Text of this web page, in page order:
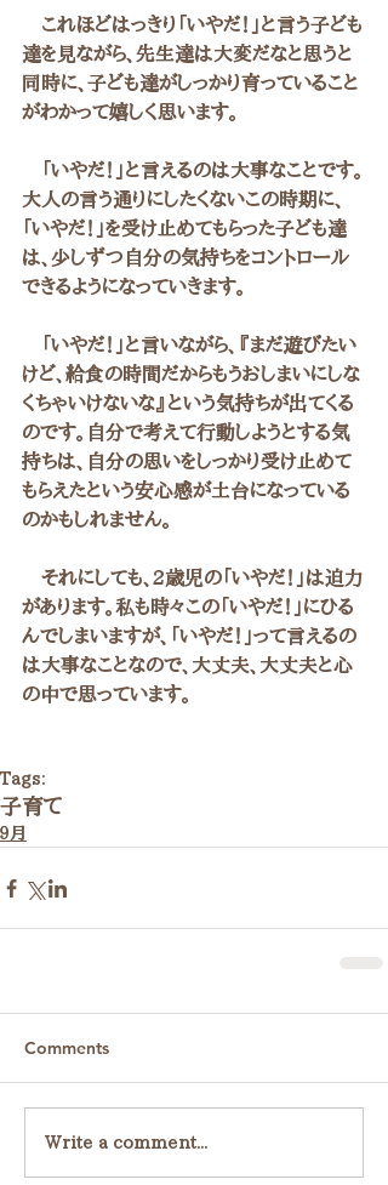
これほどはっきり「いやだ！」と言う子ども
達を見ながら、先生達は大変だなと思うと
同時に、子ども達がしっかり育っていること
がわかって嬉しく思います。
「いやだ！」と言えるのは大事なことです。
大人の言う通りにしたくないこの時期に、
「いやだ！」を受け止めてもらった子ども達
は、少しずつ自分の気持ちをコントロール
できるようになっていきます。
「いやだ！」と言いながら、『まだ遊びたい
けど、給食の時間だからもうおしまいにしな
くちゃいけないな』という気持ちが出てくる
のです。自分で考えて行動しようとする気
持ちは、自分の思いをしっかり受け止めて
もらえたという安心感が土台になっている
のかもしれません。
それにしても、2歳児の「いやだ！」は迫力
があります。私も時々この「いやだ！」にひる
んでしまいますが、「いやだ！」って言えるの
は大事なことなので、大丈夫、大丈夫と心
の中で思っています。
Tags:
子育て
９月
Comments
Write a comment...